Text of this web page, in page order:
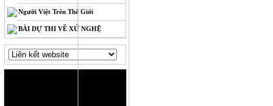
Người Việt Trên Thế Giới
BÀI DỰ THI VỀ XỨ NGHỆ